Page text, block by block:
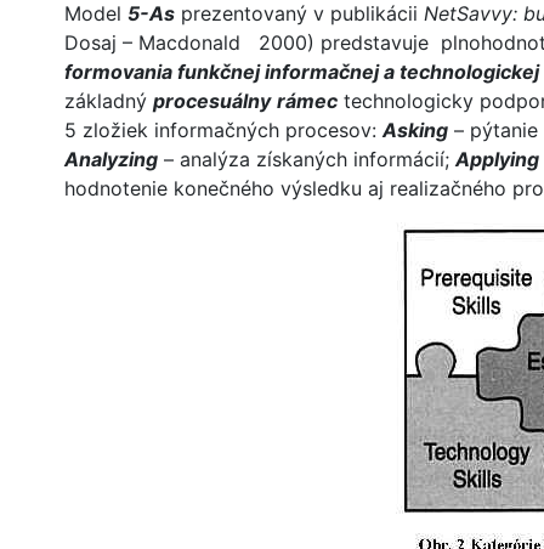
Model 5-As prezentovaný v publikácii NetSavvy:
Dosaj – Macdonald 2000) predstavuje
formovania funkčnej informačnej a
základný procesuálny rámec technologicky
5 zložiek informačných procesov:Asking –
Analyzing – analýza získaných informácií;Applying
hodnotenie konečného výsledku aj realizačného